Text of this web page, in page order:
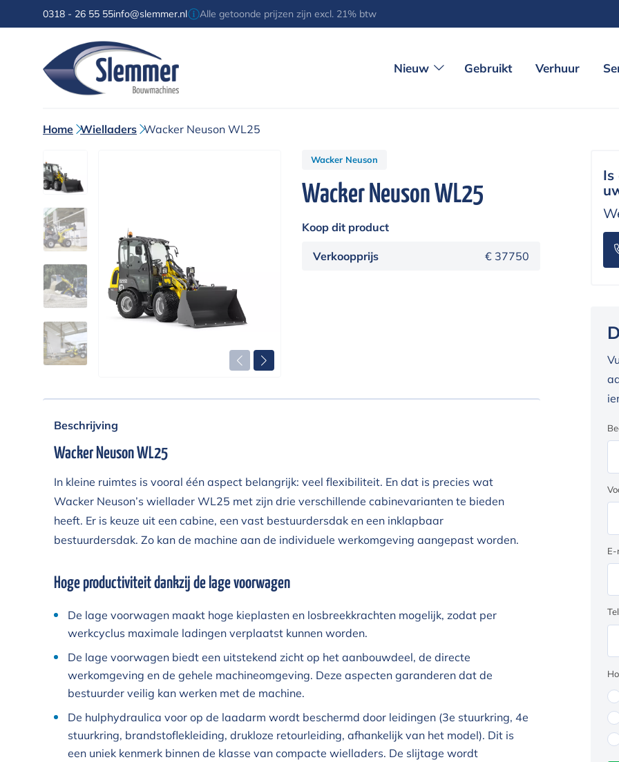
0318 - 26 55 55info@slemmer.nl Alle getoonde prijzen zijn excl. 21% btw
Nieuw Gebruikt Verhuur
Home Wielladers Wacker Neuson WL25
Wacker Neuson
Wacker Neuson WL25
Koop dit product
Verkoopprijs € 37750
Beschrijving
Wacker Neuson WL25
In kleine ruimtes is vooral één aspect belangrijk: veel flexibiliteit. En dat is precies wat
Wacker Neuson’s wiellader WL25 met zijn drie verschillende cabinevarianten te bieden
heeft. Er is keuze uit een cabine, een vast bestuurdersdak en een inklapbaar
bestuurdersdak. Zo kan de machine aan de individuele werkomgeving aangepast worden.
Hoge productiviteit dankzij de lage voorwagen
De lage voorwagen maakt hoge kieplasten en losbreekkrachten mogelijk, zodat per
werkcyclus maximale ladingen verplaatst kunnen worden.
De lage voorwagen biedt een uitstekend zicht op het aanbouwdeel, de directe
werkomgeving en de gehele machineomgeving. Deze aspecten garanderen dat de
bestuurder veilig kan werken met de machine.
De hulphydraulica voor op de laadarm wordt beschermd door leidingen (3e stuurkring, 4e
stuurkring, brandstoflekleiding, drukloze retourleiding, afhankelijk van het model). Dit is
een uniek kenmerk binnen de klasse van compacte wielladers. De slijtage wordt
Is